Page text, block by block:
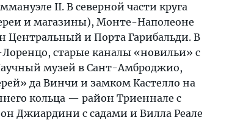
II. В северной части круга
и магазины), Монте-Наполеоне
и Порта Гарибальди. В
старые каналы «новильи» с
музей в Сант-Амброджио,
да Винчи и замком Кастелло на
кольца — район Триеннале с
Джиардини с садами и Вилла Реале